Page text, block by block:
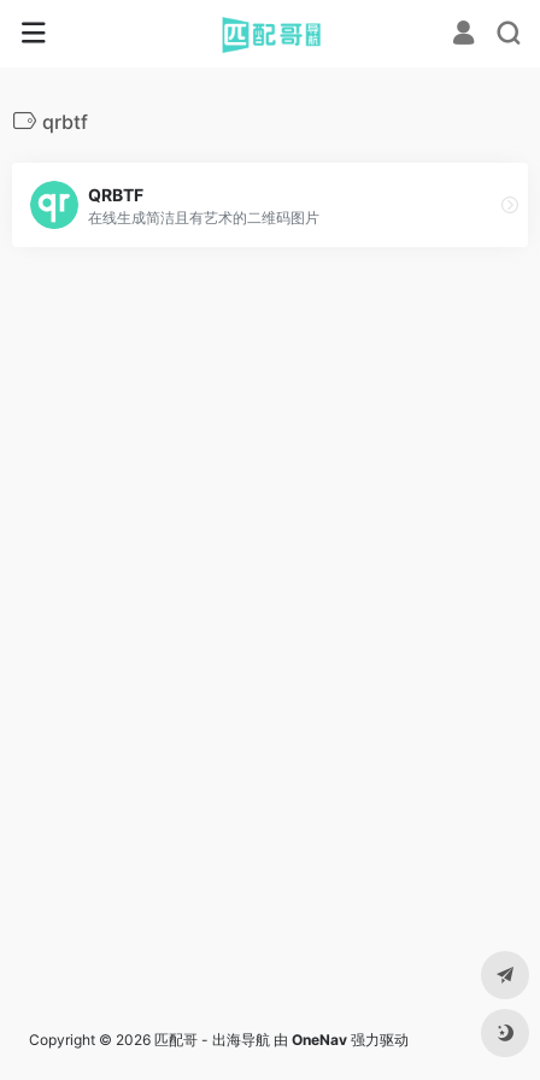
qrbtf
QRBTF
在线生成简洁且有艺术的二维码图片
Copyright © 2026 匹配哥 - 出海导航 由 OneNav 强力驱动